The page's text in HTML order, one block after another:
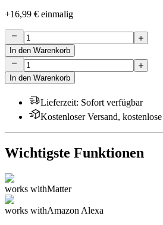
+16,99 € einmalig
In den Warenkorb
In den Warenkorb
Lieferzeit: Sofort verfügbar
Kostenloser Versand,
Wichtigste Funktionen
works withMatter
works withAmazon Alexa